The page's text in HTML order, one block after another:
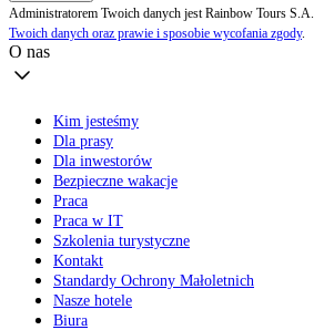
Administratorem Twoich danych jest Rainbow Tours S.A.
Twoich danych oraz prawie i sposobie wycofania zgody.
O nas
Kim jesteśmy
Dla prasy
Dla inwestorów
Bezpieczne wakacje
Praca
Praca w IT
Szkolenia turystyczne
Kontakt
Standardy Ochrony Małoletnich
Nasze hotele
Biura